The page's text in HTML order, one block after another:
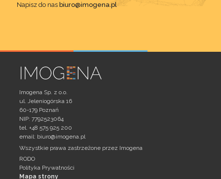
Napisz do nas biuro@imogena.pl
Imogena Sp. z o.o.
ul. Jeleniogórska 16
60-179 Poznań
NIP: 7792523064
tel. +48 575 925 200
email: biuro@imogena.pl
Wszystkie prawa zastrzeżone przez Imogena
RODO
Polityka Prywatności
Mapa strony